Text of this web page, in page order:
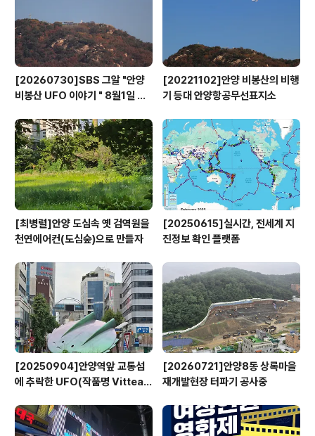
산신제보존회장의 대회사를 시작으로 기념사, 축사..
[20260730]SBS 그알 "안양
비봉산 UFO 이야기 " 8월1일 방
[20221102]안양 비봉산의 비행
기 등대 안양항공무선표지소
[최병렬]안양 도심속 옛 검역원을
천연에어컨(도심숲)으로 만들자
[20250615]실시간, 전세계 지
진정보 확인 플랫폼
[20250904]안양역앞 교통섬
에 추락한 UFO(작품명 Vitteau
[20260721]안양8동 상록마을
재개발현장 터파기 공사중